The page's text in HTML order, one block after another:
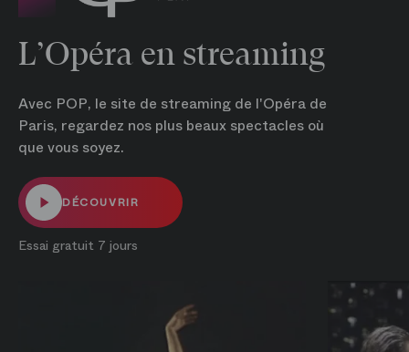
L’Opéra en streaming
Avec POP, le site de streaming de l'Opéra de
Paris, regardez nos plus beaux spectacles où
que vous soyez.
DÉCOUVRIR
Essai gratuit 7 jours